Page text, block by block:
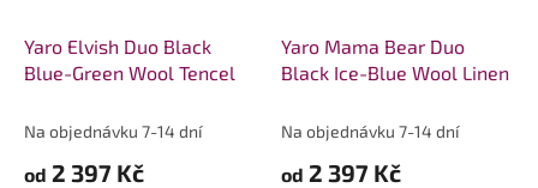
Yaro Elvish Duo Black
Blue-Green Wool Tencel
Na objednávku 7-14 dní
od 2 397 Kč
Yaro Mama Bear Duo
Black Ice-Blue Wool Linen
Na objednávku 7-14 dní
od 2 397 Kč